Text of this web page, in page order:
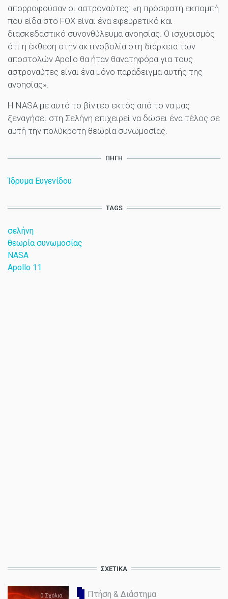
απορροφούσαν οι αστροναύτες: «η πρόσφατη εκπομπή
που είδα στο FOX είναι ένα εφευρετικό και
διασκεδαστικό συνονθύλευμα ανοησίας. Ο ισχυρισμός
ότι η έκθεση στην ακτινοβολία στη διάρκεια των
αποστολών Apollo θα ήταν θανατηφόρα για τους
αστροναύτες είναι ένα μόνο παράδειγμα αυτής της
ανοησίας».
Η NASA με αυτό το βίντεο εκτός από το να μας
ξεναγήσει στη Σελήνη επιχειρεί να δώσει ένα τέλος σε
αυτή την πολύκροτη θεωρία συνωμοσίας.
ΠΗΓΉ
Ίδρυμα Ευγενίδου
TAGS
σελήνη
θεωρία συνωμοσίας
NASA
Apollo 11
ΣΧΕΤΙΚΆ
0 Σχόλια Πτήση & Διάστημα